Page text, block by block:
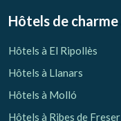
Hôtels de charme
Hôtels à El Ripollès
Hôtels à Llanars
Hôtels à Molló
Hôtels à Ribes de Freser